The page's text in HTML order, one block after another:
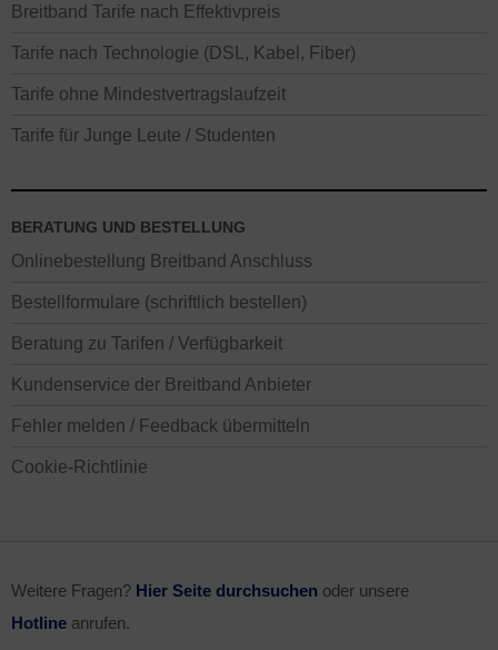
Breitband Tarife nach Effektivpreis
Tarife nach Technologie (DSL, Kabel, Fiber)
Tarife ohne Mindestvertragslaufzeit
Tarife für Junge Leute / Studenten
BERATUNG UND BESTELLUNG
Onlinebestellung Breitband Anschluss
Bestellformulare (schriftlich bestellen)
Beratung zu Tarifen / Verfügbarkeit
Kundenservice der Breitband Anbieter
Fehler melden / Feedback übermitteln
Cookie-Richtlinie
Weitere Fragen? Hier Seite durchsuchen oder unsere
Hotline anrufen.